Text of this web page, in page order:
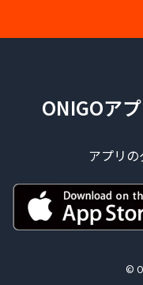
ONIGOア
アプリ
©